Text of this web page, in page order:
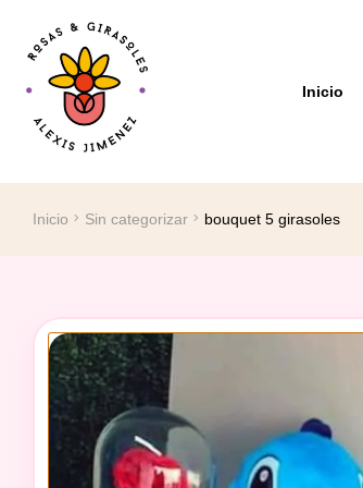
Inicio
Inicio Sin categorizar bouquet 5 girasoles